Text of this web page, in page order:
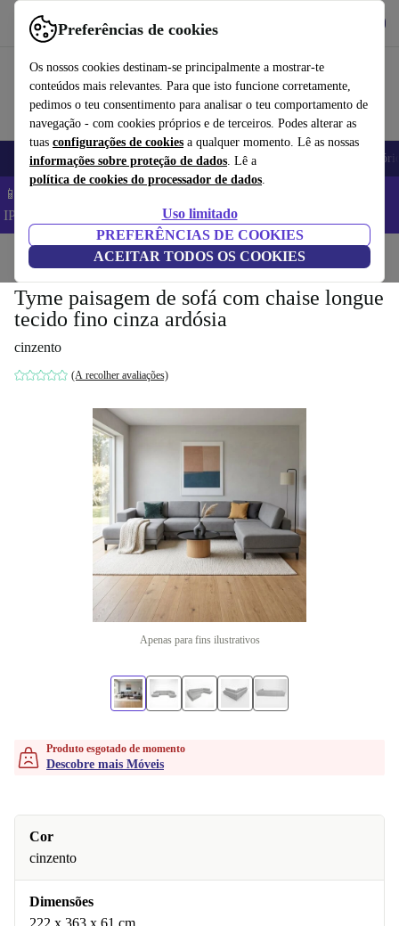
Preferências de cookies
Os nossos cookies destinam-se principalmente a mostrar-te
conteúdos mais relevantes. Para que isto funcione corretamente,
pedimos o teu consentimento para analisar o teu comportamento de
navegação - com cookies próprios e de terceiros. Podes alterar as
tuas configurações de cookies a qualquer momento. Lê as nossas
informações sobre proteção de dados. Lê a
política de cookies do processador de dados.
Uso limitado
PREFERÊNCIAS DE COOKIES
ACEITAR TODOS OS COOKIES
Use o refurbed de forma rápida e fácil
Telemóveis Computadores Portáteis Tablets
📱 Poupa 5% EXTRA em todos os iPhones – Código:
IPHONEDEAL –
Início Casa Móveis
Tyme paisagem de sofá com chaise longue
tecido fino cinza ardósia
cinzento
(A recolher avaliações)
Apenas para fins ilustrativos
Produto esgotado de momento
Descobre mais Móveis
Cor
cinzento
Dimensões
222 x 363 x 61 cm